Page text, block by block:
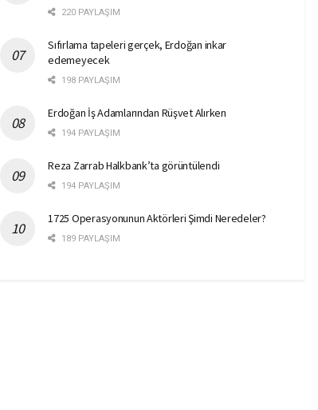
220 PAYLAŞIM
Sıfırlama tapeleri gerçek, Erdoğan inkar
edemeyecek
198 PAYLAŞIM
Erdoğan İş Adamlarından Rüşvet Alırken
194 PAYLAŞIM
Reza Zarrab Halkbank’ta görüntülendi
194 PAYLAŞIM
1725 Operasyonunun Aktörleri Şimdi Neredeler?
189 PAYLAŞIM